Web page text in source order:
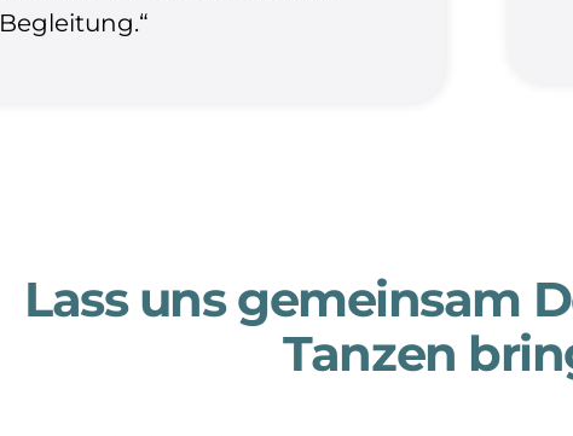
Begleitung.“
Lass uns gemeinsam
Tanzen